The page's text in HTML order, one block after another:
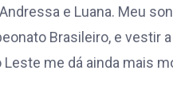
e Luana. Meu
Brasileiro, e vestir
Leste me dá ainda mais